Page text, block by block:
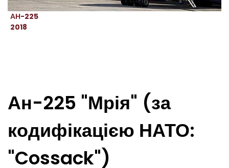
АН-225
2018
Ан-225 "Мрія" (за
кодифікацією НАТО:
"Cossack")